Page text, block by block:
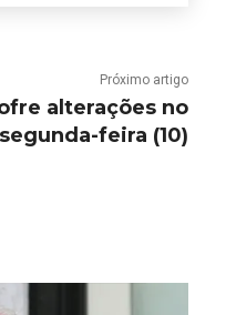
Próximo artigo
alterações no
feira (10)